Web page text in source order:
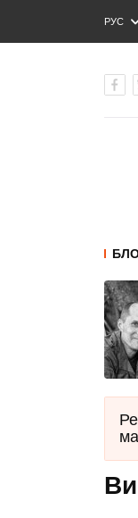
РУС
ENG